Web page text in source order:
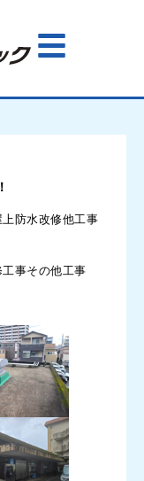
防水改修他工事
事その他工事